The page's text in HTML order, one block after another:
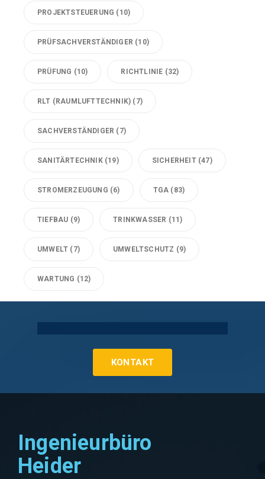
PROJEKTSTEUERUNG (10)
PRÜFSACHVERSTÄNDIGER (10)
PRÜFUNG (10) RICHTLINIE (32)
RLT (RAUMLUFTTECHNIK) (7)
SACHVERSTÄNDIGER (7)
SANITÄRTECHNIK(19) SICHERHEIT(47)
STROMERZEUGUNG (6) TGA (83)
TIEFBAU (9) TRINKWASSER (11)
UMWELT (7) UMWELTSCHUTZ (9)
WARTUNG (12)
KONTAKT
Ingenieurbüro
Heider